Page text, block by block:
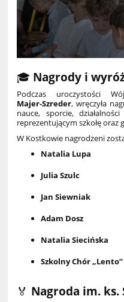
🎓 Nagrody i
Podczas uroczystości
Majer‑Szreder, wręczyła
nauce, sporcie,
reprezentującym szkołę oraz
W Kostkowie nagrodzeni
Natalia Lupa
Julia Szulc
Jan Siewniak
Adam Dosz
Natalia Siecińska
Szkolny Chór „Lento”
🏅 Nagroda im. ks.